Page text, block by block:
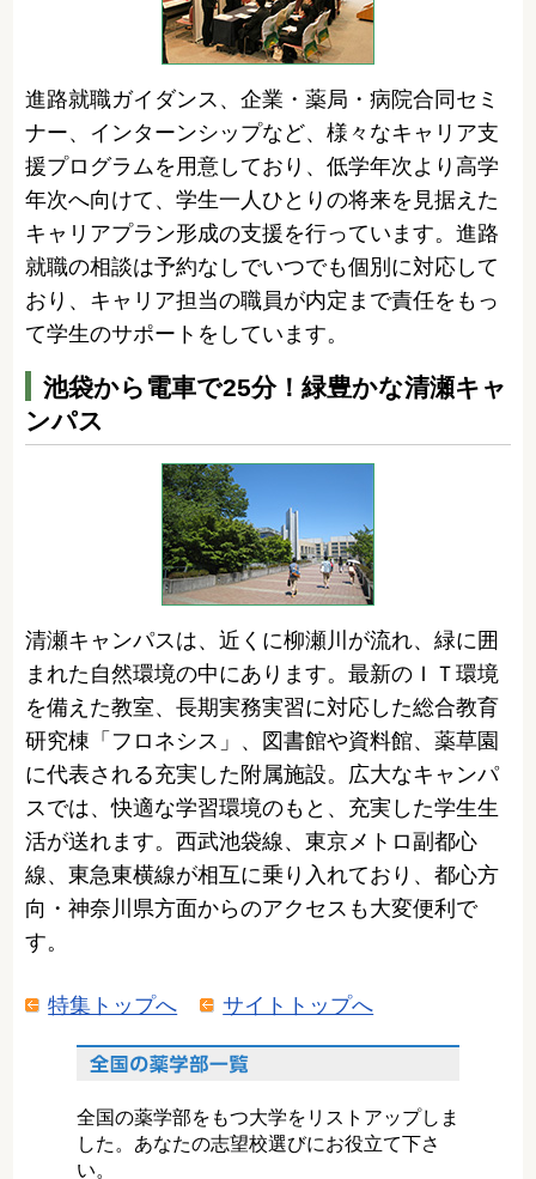
進路就職ガイダンス、企業・薬局・病院合同セミ
ナー、インターンシップなど、様々なキャリア支
援プログラムを用意しており、低学年次より高学
年次へ向けて、学生一人ひとりの将来を見据えた
キャリアプラン形成の支援を行っています。進路
就職の相談は予約なしでいつでも個別に対応して
おり、キャリア担当の職員が内定まで責任をもっ
て学生のサポートをしています。
池袋から電車で25分！緑豊かな清瀬キャ
ンパス
清瀬キャンパスは、近くに柳瀬川が流れ、緑に囲
まれた自然環境の中にあります。最新のＩＴ環境
を備えた教室、長期実務実習に対応した総合教育
研究棟「フロネシス」、図書館や資料館、薬草園
に代表される充実した附属施設。広大なキャンパ
スでは、快適な学習環境のもと、充実した学生生
活が送れます。西武池袋線、東京メトロ副都心
線、東急東横線が相互に乗り入れており、都心方
向・神奈川県方面からのアクセスも大変便利で
す。
特集トップへ サイトトップへ
全国の薬学部をもつ大学をリストアップしま
した。あなたの志望校選びにお役立て下さ
い。